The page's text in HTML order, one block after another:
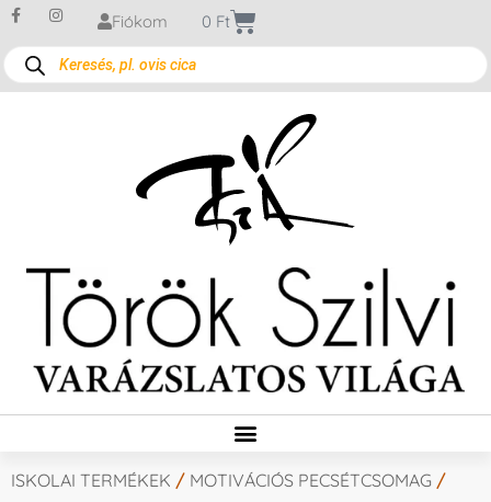
Fiókom 0 Ft
ISKOLAI TERMÉKEK / MOTIVÁCIÓS PECSÉTCSOMAG /